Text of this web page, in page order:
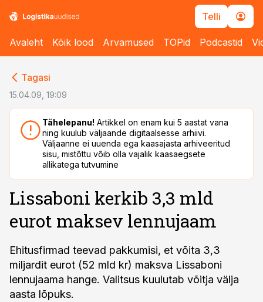
Telli
Avaleht Kõik lood Arvamused TOPid Podcastid
Tagasi
15.04.09, 19:09
Tähelepanu! Artikkel on enam kui 5 aastat vana
ning kuulub väljaande digitaalsesse arhiivi.
Väljaanne ei uuenda ega kaasajasta arhiveeritud
sisu, mistõttu võib olla vajalik kaasaegsete
allikatega tutvumine
Lissaboni kerkib 3,3 mld
eurot maksev lennujaam
Ehitusfirmad teevad pakkumisi, et võita 3,3
miljardit eurot (52 mld kr) maksva Lissaboni
lennujaama hange. Valitsus kuulutab võitja välja
aasta lõpuks.